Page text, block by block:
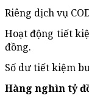
Riêng dịch vụ
Hoạt động tiết
đồng.
Số dư tiết kiệm
Hàng nghìn tỷ